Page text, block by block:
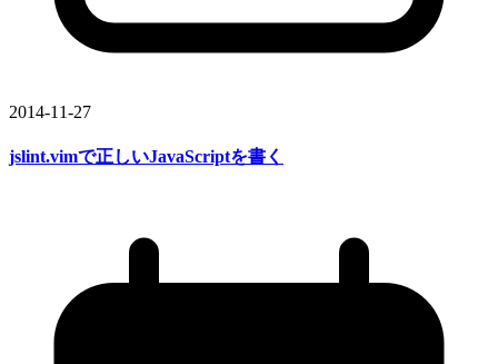
2014-11-27
jslint.vimで正しいJavaScriptを書く